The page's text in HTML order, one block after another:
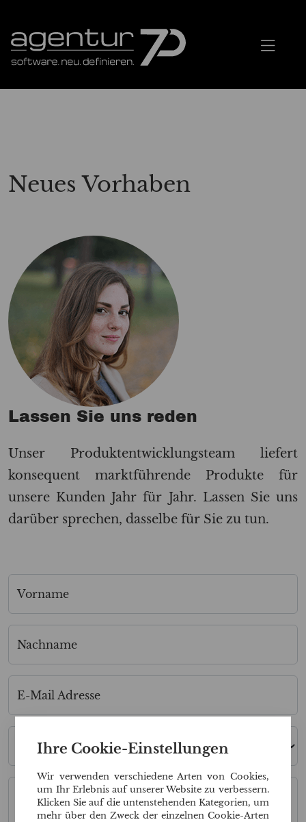
Neues Vorhaben
Lassen Sie uns reden
Unser Produktentwicklungsteam liefert
konsequent marktführende Produkte für
unsere Kunden Jahr für Jahr. Lassen Sie uns
darüber sprechen, dasselbe für Sie zu tun.
Vorname
Nachname
E-Mail Adresse
Nachricht - Rufnummer
Ihre Cookie-Einstellungen
Wir verwenden verschiedene Arten von Cookies,
um Ihr Erlebnis auf unserer Website zu verbessern.
Klicken Sie auf die untenstehenden Kategorien, um
mehr über den Zweck der einzelnen Cookie-Arten